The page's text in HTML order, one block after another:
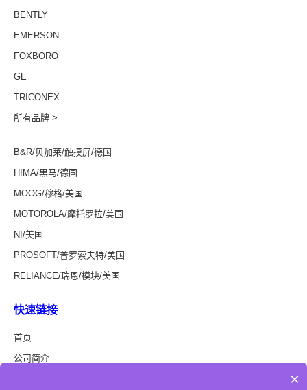
BENTLY
EMERSON
FOXBORO
GE
TRICONEX
所有品牌 >
B&R/贝加莱/触摸屏/德国
HIMA/黑马/德国
MOOG/穆格/美国
MOTOROLA/摩托罗拉/美国
NI/美国
PROSOFT/普罗索夫特/美国
RELIANCE/瑞恩/模块/美国
快速链接
首页
公司简介
×